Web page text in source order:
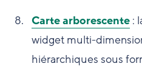
Carte arborescente :
widget multi-
hiérarchiques sous